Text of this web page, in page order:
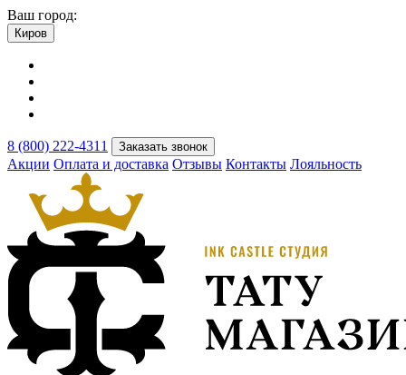
Ваш город:
Киров
8 (800) 222-4311 Заказать звонок
Акции Оплата и доставка Отзывы Контакты Лояльность